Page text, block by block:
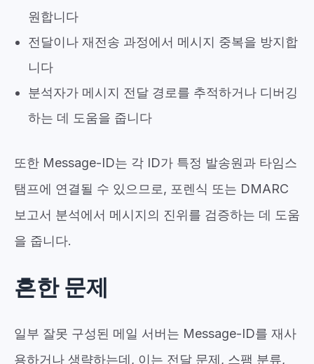
원합니다
전달이나 재전송 과정에서 메시지 중복을 방지합
니다
분석자가 메시지 전달 경로를 추적하거나 디버깅
하는 데 도움을 줍니다
또한 Message-ID는 각 ID가 특정 발송원과 타임스
탬프에 연결될 수 있으므로, 포렌식 또는 DMARC
보고서 분석에서 메시지의 진위를 검증하는 데 도움
을 줍니다.
흔한 문제
일부 잘못 구성된 메일 서버는 Message-ID를 재사
용하거나 생략하는데, 이는 전달 문제, 스팸 분류,